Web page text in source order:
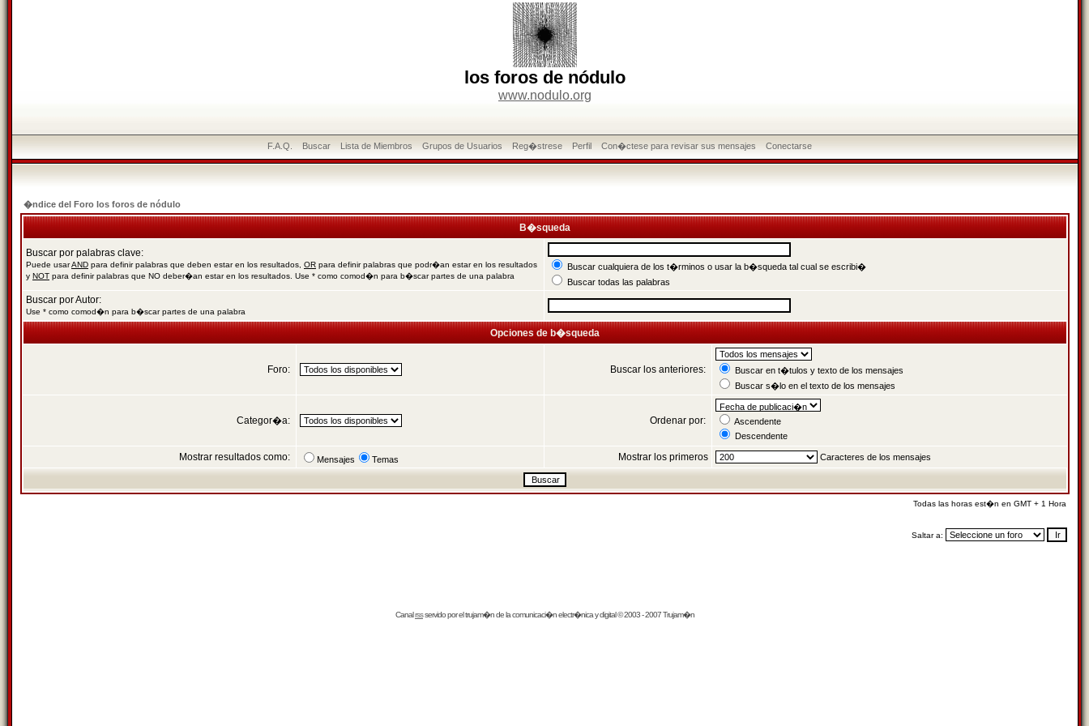
los foros de nódulo
www.nodulo.org
F.A.Q. Buscar Lista de Miembros Grupos de Usuarios Reg�strese Perfil Con�ctese para revisar sus mensajes Conectarse
�ndice del Foro los foros de nódulo
B�squeda
Buscar por palabras clave:
Puede usarAND para definir palabras que deben estar en los resultados, OR para definir palabras que podr�an estar en los resultados
y NOT para definir palabras que NO deber�an estar en los resultados. Use * como comod�n para b�scar partes de una palabra
Buscar cualquiera de los t�rminos o usar la b�squeda tal cual se escribi�
Buscar todas las palabras
Buscar por Autor:
Use * como comod�n para b�scar partes de una palabra
Opciones de b�squeda
Foro: Buscar los anteriores:
Buscar en t�tulos y texto de los mensajes
Buscar s�lo en el texto de los mensajes
Categor�a: Ordenar por:
Ascendente
Descendente
Mostrar resultados como: Mensajes Temas Mostrar los primeros Caracteres de los mensajes
Todas las horas est�n en GMT + 1 Hora
Saltar a:
Canalrssservido por eltrujam�nde la comunicaci�n electr�nica y digital © 2003 - 2007 Trujam�n